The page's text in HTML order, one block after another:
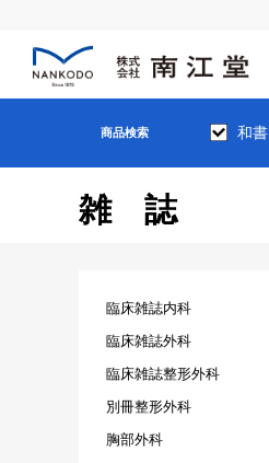
商品検索 和書
雑誌
臨床雑誌内科
臨床雑誌外科
臨床雑誌整形外科
別冊整形外科
胸部外科